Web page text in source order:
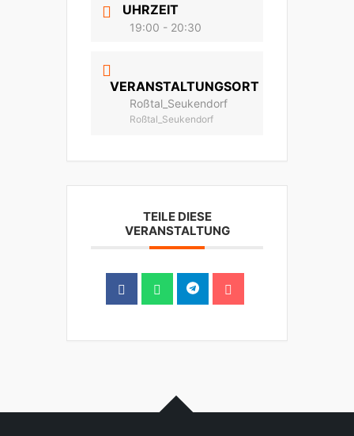
UHRZEIT
19:00 - 20:30
VERANSTALTUNGSORT
Roßtal_Seukendorf
Roßtal_Seukendorf
TEILE DIESE
VERANSTALTUNG